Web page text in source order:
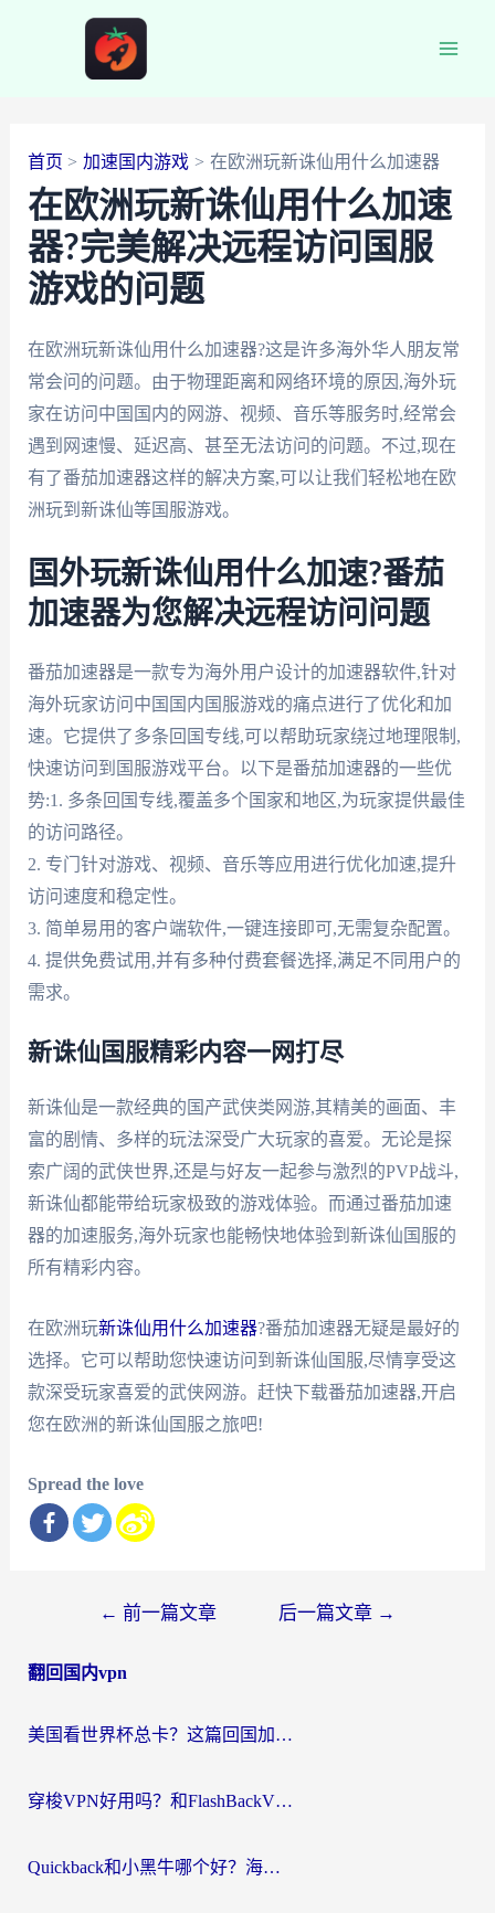
首页 加速国内游戏 在欧洲玩新诛仙用什么加速器
在欧洲玩新诛仙用什么加速
器?完美解决远程访问国服
游戏的问题
在欧洲玩新诛仙用什么加速器?这是许多海外华人朋友常
常会问的问题。由于物理距离和网络环境的原因,海外玩
家在访问中国国内的网游、视频、音乐等服务时,经常会
遇到网速慢、延迟高、甚至无法访问的问题。不过,现在
有了番茄加速器这样的解决方案,可以让我们轻松地在欧
洲玩到新诛仙等国服游戏。
国外玩新诛仙用什么加速?番茄
加速器为您解决远程访问问题
番茄加速器是一款专为海外用户设计的加速器软件,针对
海外玩家访问中国国内国服游戏的痛点进行了优化和加
速。它提供了多条回国专线,可以帮助玩家绕过地理限制,
快速访问到国服游戏平台。以下是番茄加速器的一些优
势:1. 多条回国专线,覆盖多个国家和地区,为玩家提供最佳
的访问路径。
2. 专门针对游戏、视频、音乐等应用进行优化加速,提升
访问速度和稳定性。
3. 简单易用的客户端软件,一键连接即可,无需复杂配置。
4. 提供免费试用,并有多种付费套餐选择,满足不同用户的
需求。
新诛仙国服精彩内容一网打尽
新诛仙是一款经典的国产武侠类网游,其精美的画面、丰
富的剧情、多样的玩法深受广大玩家的喜爱。无论是探
索广阔的武侠世界,还是与好友一起参与激烈的PVP战斗,
新诛仙都能带给玩家极致的游戏体验。而通过番茄加速
器的加速服务,海外玩家也能畅快地体验到新诛仙国服的
所有精彩内容。
在欧洲玩新诛仙用什么加速器?番茄加速器无疑是最好的
选择。它可以帮助您快速访问到新诛仙国服,尽情享受这
款深受玩家喜爱的武侠网游。赶快下载番茄加速器,开启
您在欧洲的新诛仙国服之旅吧!
Spread the love
导
← 前一篇文章 后一篇文章 →
翻回国内vpn
美国看世界杯总卡？这篇回国加速器指南帮你无缝刷国内资源（附苹果手机VPN设置步骤）
穿梭VPN好用吗？和FlashBackVPN对比哪个回国效果更好？
Quickback和小黑牛哪个好？海外党亲测指南，选对回国加速器秒回国内